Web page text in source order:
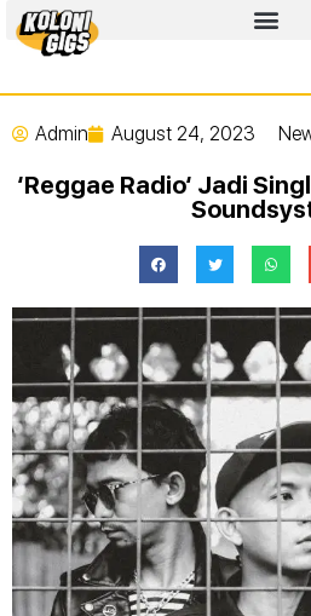
Admin August 24, 2023
‘Reggae Radio‘ Jadi